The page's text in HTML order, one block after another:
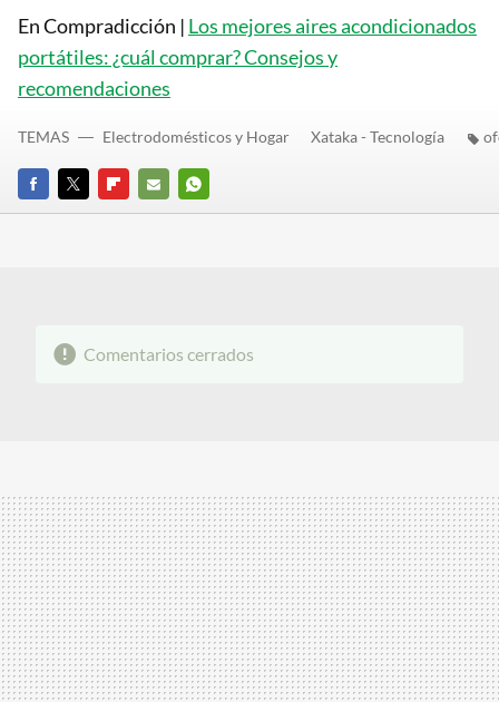
En Compradicción | Los mejores aires acondicionados
portátiles: ¿cuál comprar? Consejos y
recomendaciones
FACEBOOK
TWITTERFLIPBOARD
E-
WHATSAPP
TEMAS Electrodomésticos y Hogar Xataka - Tecnología
Comentarios cerrados